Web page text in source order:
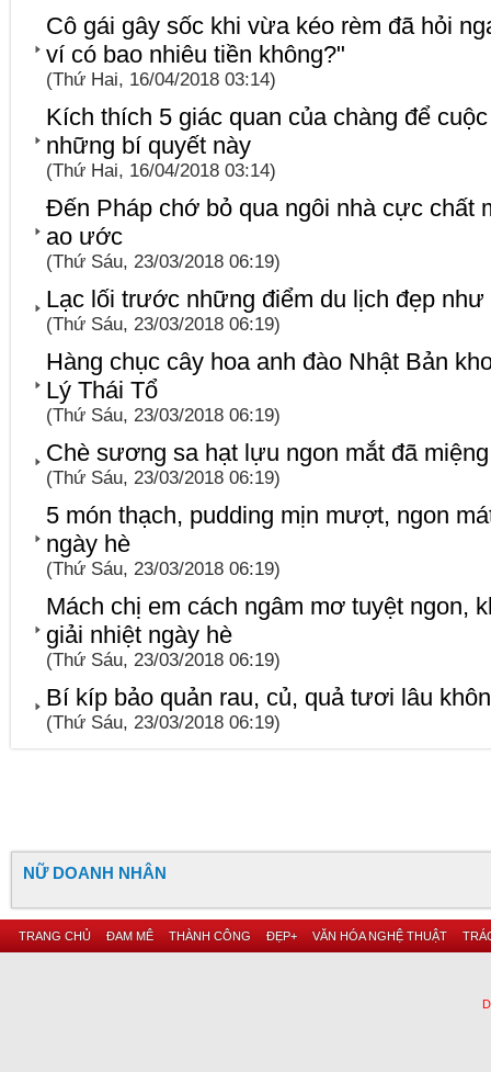
Cô gái gây sốc khi vừa kéo rèm đã hỏi
ví có bao nhiêu tiền không?"
(Thứ Hai, 16/04/2018 03:14)
Kích thích 5 giác quan của chàng để cuộc
những bí quyết này
(Thứ Hai, 16/04/2018 03:14)
Đến Pháp chớ bỏ qua ngôi nhà cực chất
ao ước
(Thứ Sáu, 23/03/2018 06:19)
Lạc lối trước những điểm du lịch đẹp
(Thứ Sáu, 23/03/2018 06:19)
Hàng chục cây hoa anh đào Nhật Bản
Lý Thái Tổ
(Thứ Sáu, 23/03/2018 06:19)
Chè sương sa hạt lựu ngon mắt đã
(Thứ Sáu, 23/03/2018 06:19)
5 món thạch, pudding mịn mượt, ngon
ngày hè
(Thứ Sáu, 23/03/2018 06:19)
Mách chị em cách ngâm mơ tuyệt ngon,
giải nhiệt ngày hè
(Thứ Sáu, 23/03/2018 06:19)
Bí kíp bảo quản rau, củ, quả tươi lâu
(Thứ Sáu, 23/03/2018 06:19)
NỮ DOANH NHÂN
TRANG CHỦ ĐAM MÊ THÀNH CÔNG ĐẸP+ VĂN HÓA NGHỆ THUẬT